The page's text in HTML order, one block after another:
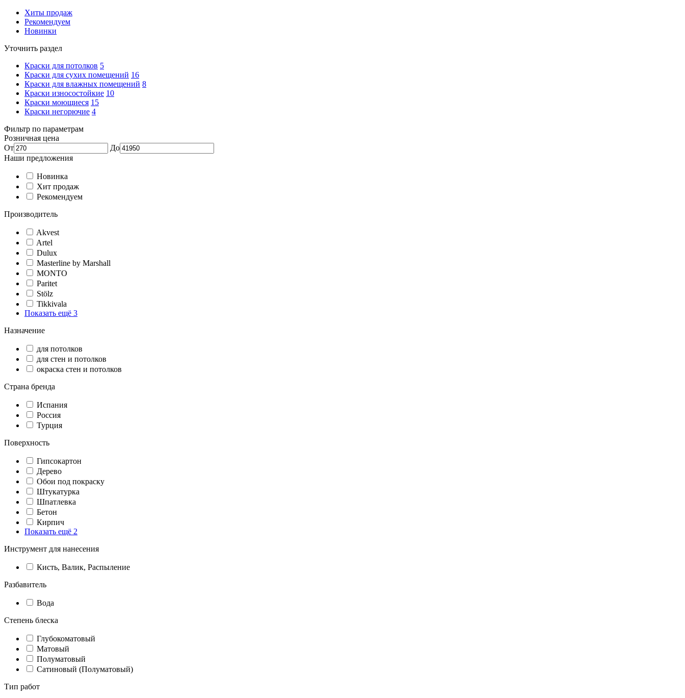
Хиты продаж
Рекомендуем
Новинки
Уточнить раздел
Краски для потолков 5
Краски для сухих помещений 16
Краски для влажных помещений 8
Краски износостойкие 10
Краски моющиеся 15
Краски негорючие 4
Фильтр по параметрам
Розничная цена
От
До
Наши предложения
Новинка
Хит продаж
Рекомендуем
Производитель
Akvest
Artel
Dulux
Masterline by Marshall
MONTO
Paritet
Stölz
Tikkivala
Показать ещё 3
Назначение
для потолков
для стен и потолков
окраска стен и потолков
Страна бренда
Испания
Россия
Турция
Поверхность
Гипсокартон
Дерево
Обои под покраску
Штукатурка
Шпатлевка
Бетон
Кирпич
Показать ещё 2
Инструмент для нанесения
Кисть, Валик, Распыление
Разбавитель
Вода
Степень блеска
Глубокоматовый
Матовый
Полуматовый
Сатиновый (Полуматовый)
Тип работ